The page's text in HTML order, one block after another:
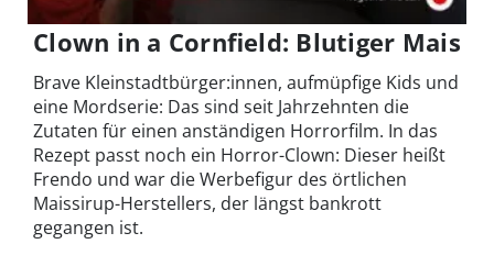
Clown in a Cornfield: Blutiger Mais
Brave Kleinstadtbürger:innen, aufmüpfige Kids und
eine Mordserie: Das sind seit Jahrzehnten die
Zutaten für einen anständigen Horrorfilm. In das
Rezept passt noch ein Horror-Clown: Dieser heißt
Frendo und war die Werbefigur des örtlichen
Maissirup-Herstellers, der längst bankrott
gegangen ist.